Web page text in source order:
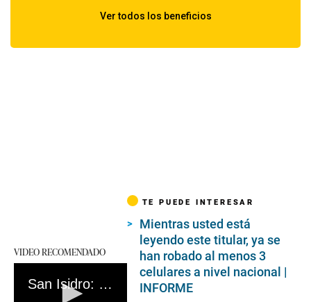
VIDEO RECOMENDADO
San Isidro: así se realizó el millonario robo en El Golf (13/01/20)
TE PUEDE INTERESAR
Mientras usted está
leyendo este titular, ya se
han robado al menos 3
celulares a nivel nacional |
INFORME